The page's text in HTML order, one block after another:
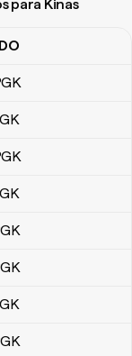
para Kinas
Kinas papuásias